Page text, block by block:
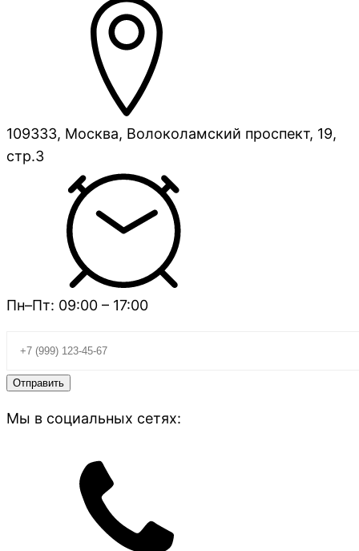
109333, Москва, Волоколамский проспект, 19,
стр.3
Пн–Пт: 09:00 – 17:00
Мы в социальных сетях: